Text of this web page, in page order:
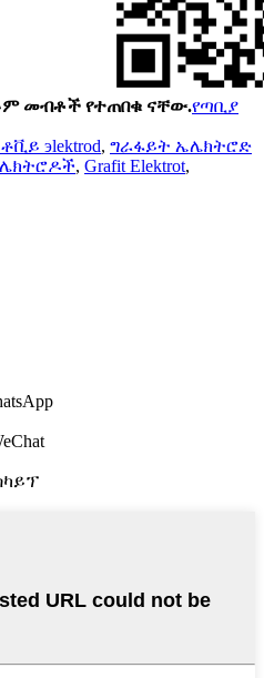
መብቶች የተጠበቁ ናቸው.የጣቢያ
эlektrod, ግራፋይት ኤሌክትሮድ
, Grafit Elektrot,